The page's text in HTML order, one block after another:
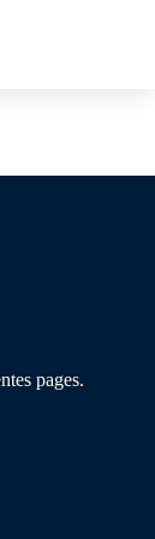
pages.